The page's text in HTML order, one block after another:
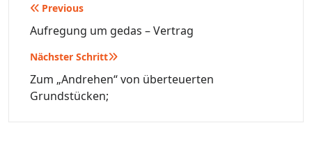
Beitragsnavigation
Previous
Aufregung um gedas – Vertrag
Nächster Schritt
Zum „Andrehen“ von überteuerten
Grundstücken;